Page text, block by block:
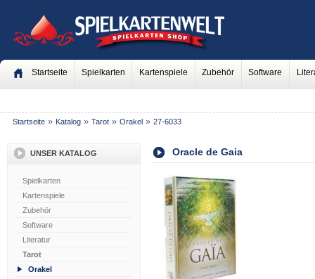
Startseite Spielkarten Kartenspiele Zubehör Software
Startseite » Katalog » Tarot » Orakel » 27-6033
UNSER KATALOG
Spielkarten
Kartenspiele
Zubehör
Software
Literatur
Tarot
Orakel
Oracle de Gaia